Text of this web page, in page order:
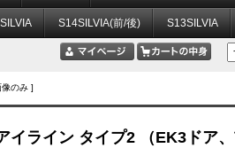
S14SILVIA(前/後) S13SILVIA
のみ ]
イライン タイプ2 （EK3ドア、